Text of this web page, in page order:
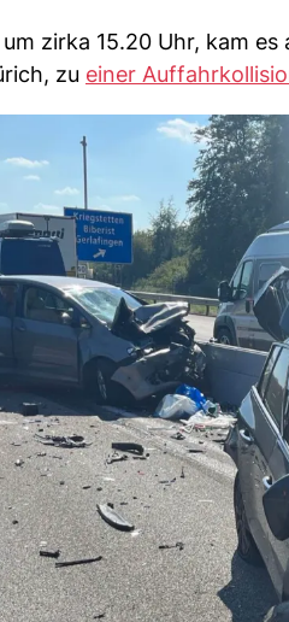
zirka 15.20 Uhr, kam
zu einer